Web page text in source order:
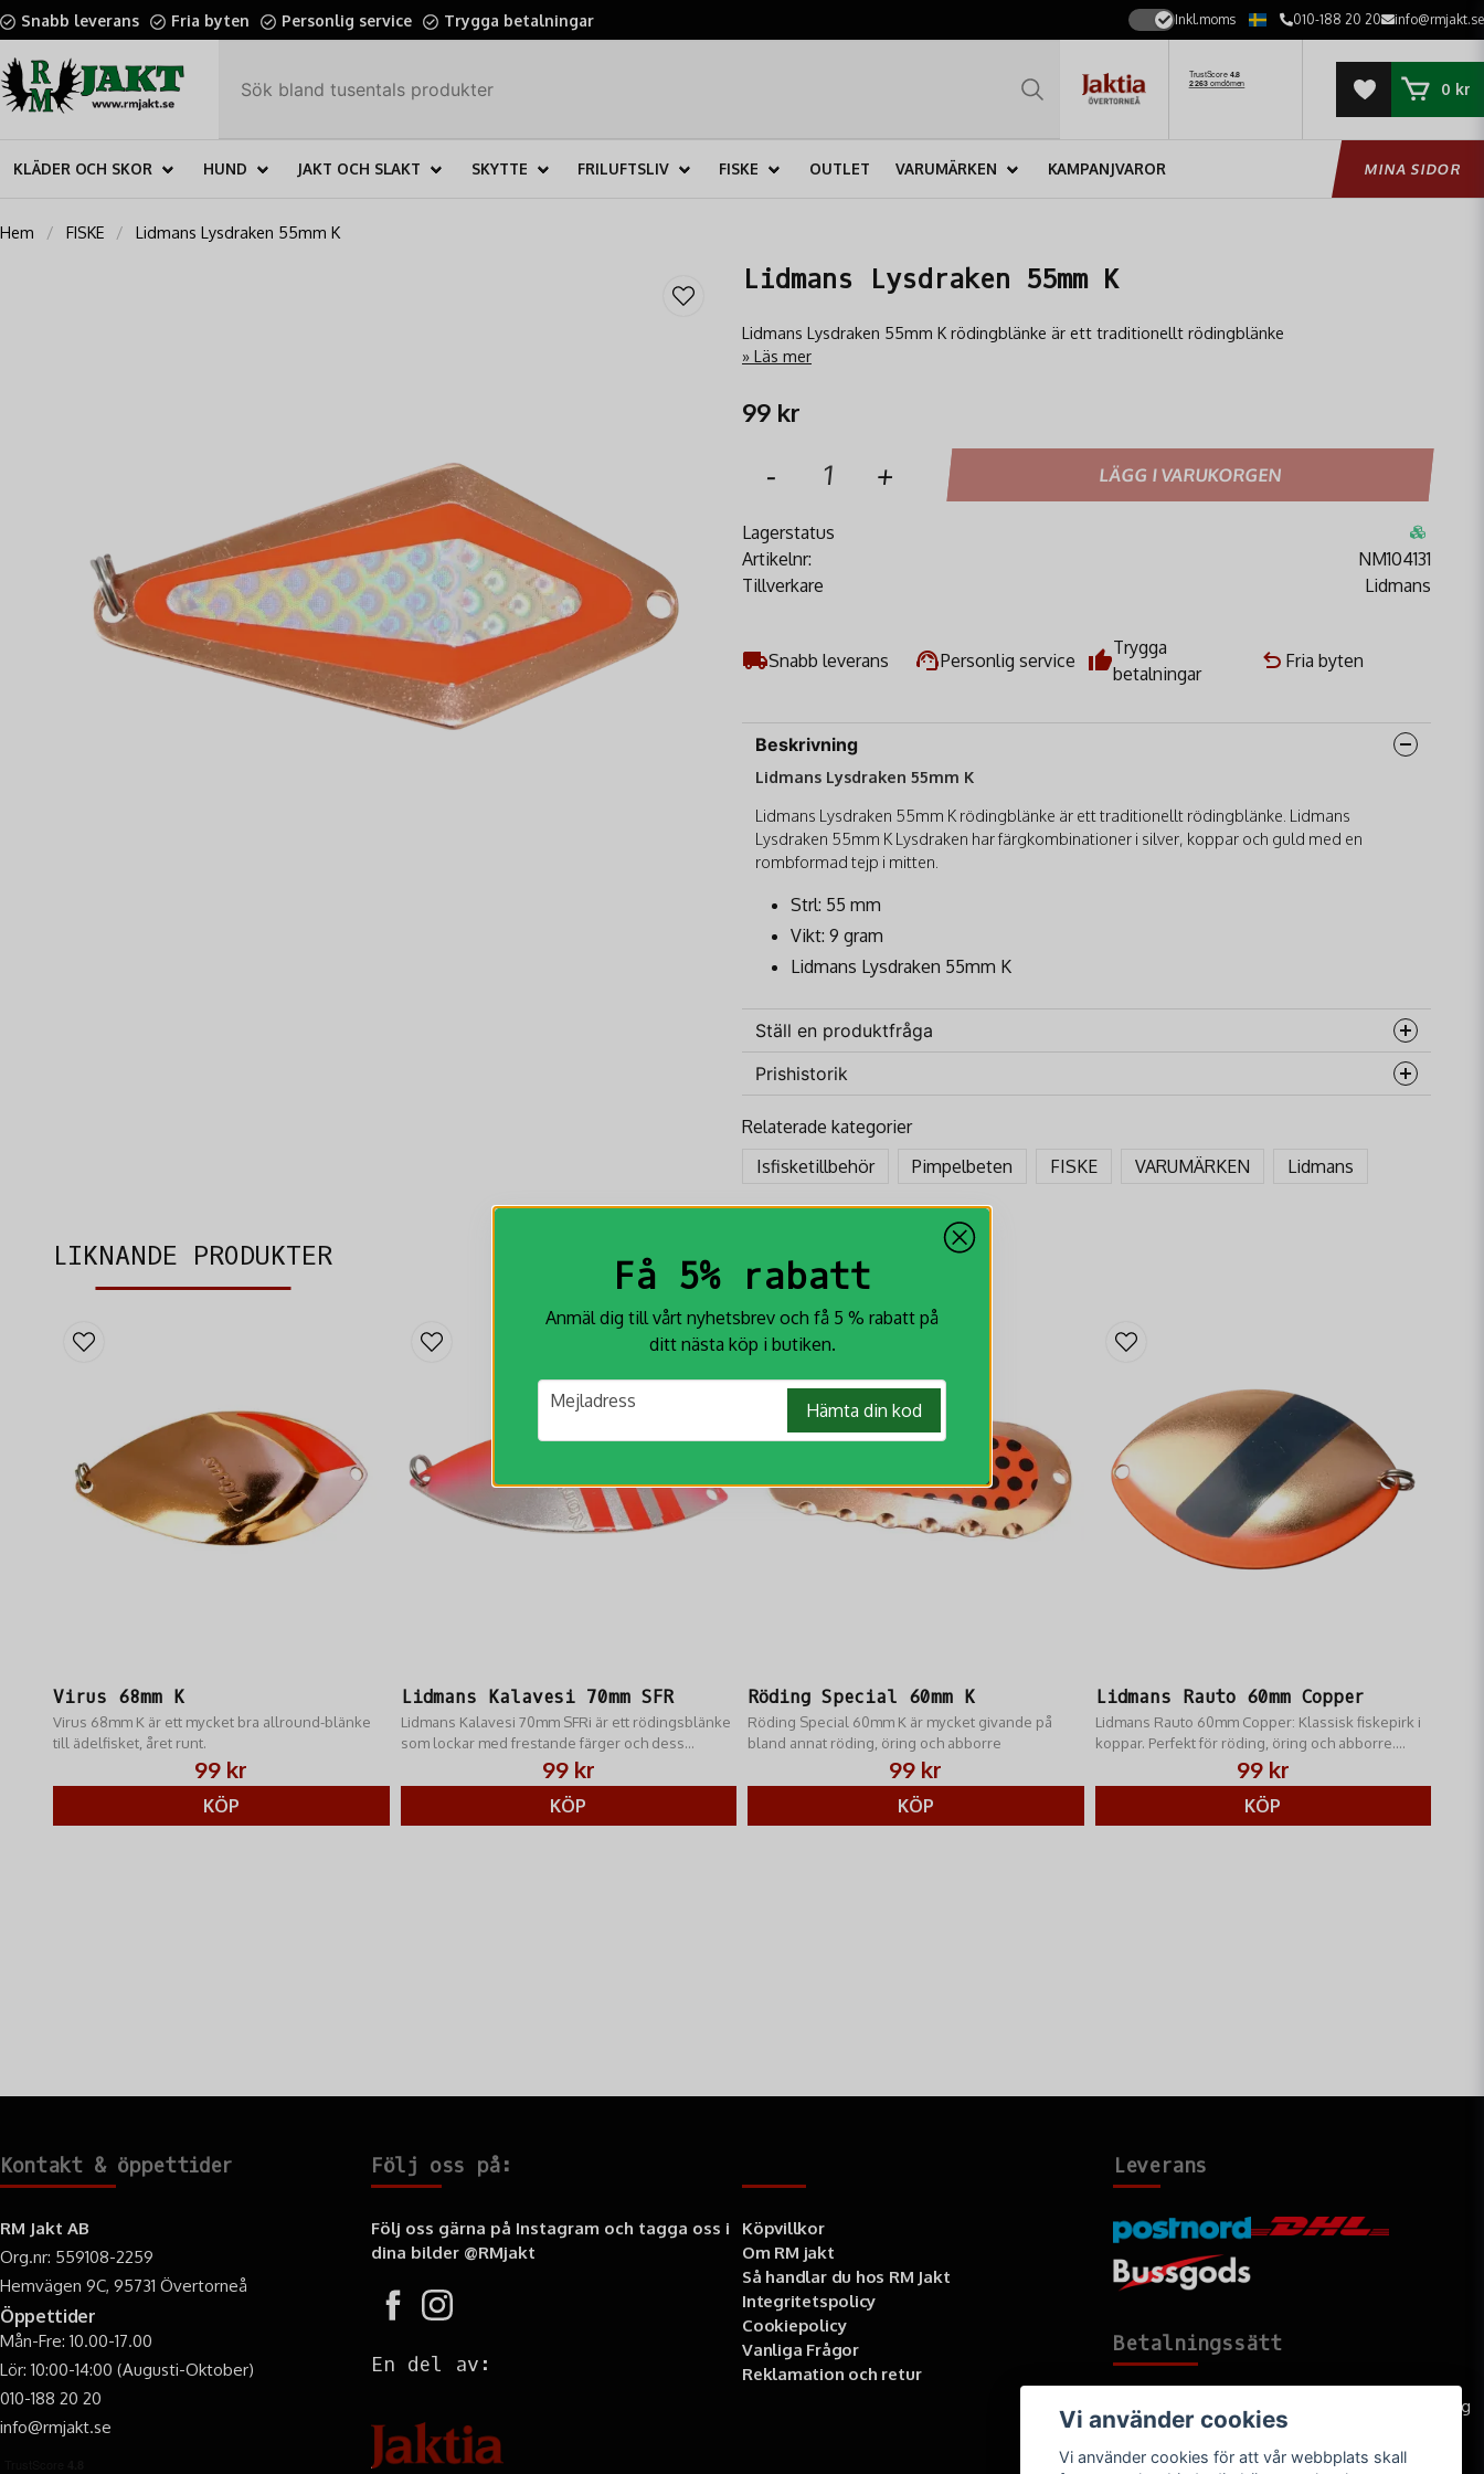
Snabb leverans Fria byten Personlig service Trygga betalningar Inkl.moms 010-188 20 20 info@rmjakt.se
0 kr
KLÄDER OCH SKOR HUND JAKT OCH SLAKT SKYTTE FRILUFTSLIV FISKE OUTLET VARUMÄRKEN KAMPANJVAROR MINA SIDOR
Hem FISKE Lidmans Lysdraken 55mm K
Lidmans Lysdraken 55mm K
Lidmans Lysdraken 55mm K​ rödingblänke är ett traditionellt rödingblänke
Läs mer
99 kr
- + LÄGG I VARUKORGEN
Lagerstatus
Artikelnr:
NM104131
Tillverkare
Lidmans
Snabb leverans Personlig service
Trygga
betalningar
Fria byten
Beskrivning
Lidmans Lysdraken 55mm K
Lidmans Lysdraken 55mm K rödingblänke är ett traditionellt rödingblänke. Lidmans
Lysdraken 55mm K Lysdraken har färgkombinationer i silver, koppar och guld med en
rombformad tejp i mitten.
Strl: 55 mm
Vikt: 9 gram
Lidmans Lysdraken 55mm K
Ställ en produktfråga
question
Fråga oss något om denna produkten...
Namn
Ja, ni får publicera min fråga
Skicka fråga
Prishistorik
Relaterade kategorier
Isfisketillbehör
Pimpelbeten FISKE VARUMÄRKEN Lidmans
LIKNANDE PRODUKTER
Virus 68mm K
Virus 68mm K är ett mycket bra allround-blänke
till ädelfisket, året runt.
99 kr
KÖP
Lidmans Kalavesi 70mm SFR
Lidmans Kalavesi 70mm SFR​i är ett rödingsblänke
som lockar med frestande färger och dess
aggressiva gång med snabba, våldsamma utslag
99 kr
KÖP
Röding Special 60mm K
Röding Special 60mm K är mycket givande på
bland annat röding, öring och abborre
99 kr
KÖP
Lidmans Rauto 60mm Copper
Lidmans Rauto 60mm Copper: Klassisk fiskepirk i
koppar. Perfekt för röding, öring och abborre.
Oslagbar lockeffekt & balanserad gång.
99 kr
KÖP
Få 5% rabatt
Anmäl dig till vårt nyhetsbrev och få 5 % rabatt på
ditt nästa köp i butiken.
email
Mejladress Hämta din kod
Kontakt & öppettider
RM Jakt AB
Org.nr: 559108-2259
Hemvägen 9C, 95731 Övertorneå
Öppettider
Mån-Fre: 10.00-17.00
Lör: 10:00-14:00 (Augusti-Oktober)
010-188 20 20
info@rmjakt.se
Följ oss på:
Följ oss gärna på Instagram och tagga oss i
dina bilder @RMjakt
En del av:
Köpvillkor
Om RM jakt
Så handlar du hos RM Jakt
Integritetspolicy
Cookiepolicy
Vanliga Frågor
Reklamation och retur
Leverans
Betalningssätt
Faktura, delbetalning, kort- eller direktbetalning
Vi använder cookies
Vi använder cookies för att vår webbplats skall